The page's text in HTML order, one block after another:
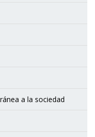
a la sociedad